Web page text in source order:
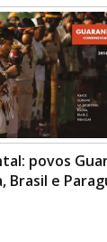
povos
Brasil e